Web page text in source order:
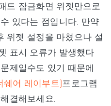
드 잠금화면 위젯만으로
있다는 점입니다. 만약
위젯 설정을 마쳤으나 설
표시 오류가 발생했다
제일수도 있기 때문에
쉐어 레이부트)프로그램
결해보세요.